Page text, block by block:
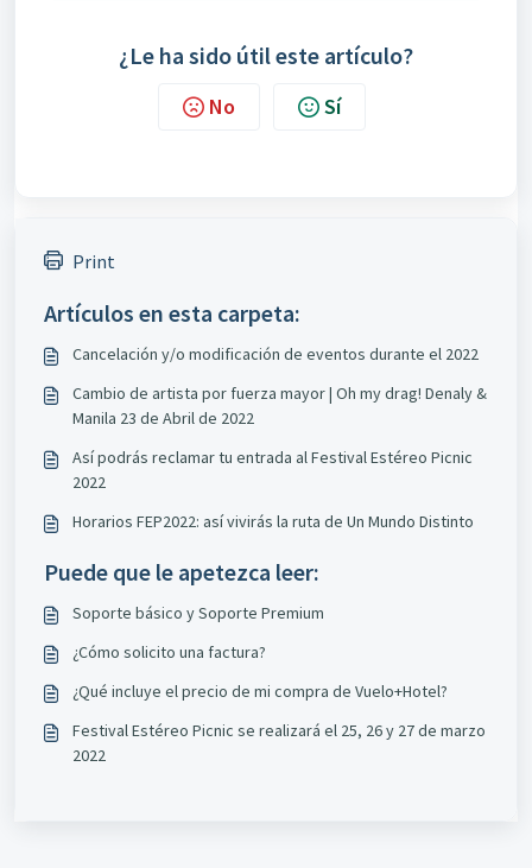
¿Le ha sido útil este artículo?
No Sí
Print
Artículos en esta carpeta:
Cancelación y/o modificación de eventos durante el 2022
Cambio de artista por fuerza mayor | Oh my drag! Denaly &
Manila 23 de Abril de 2022
Así podrás reclamar tu entrada al Festival Estéreo Picnic
2022
Horarios FEP2022: así vivirás la ruta de Un Mundo Distinto
Puede que le apetezca leer:
Soporte básico y Soporte Premium
¿Cómo solicito una factura?
¿Qué incluye el precio de mi compra de Vuelo+Hotel?
Festival Estéreo Picnic se realizará el 25, 26 y 27 de marzo
2022